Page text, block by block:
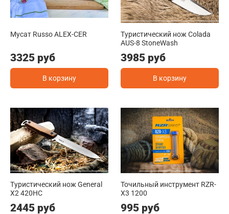
Мусат Russo ALEX-CER
3325 руб
В корзину
Туристический нож Colada
AUS-8 StoneWash
3985 руб
В корзину
Туристический нож General
X2 420HC
2445 руб
Точильный инструмент RZR-
X3 1200
995 руб